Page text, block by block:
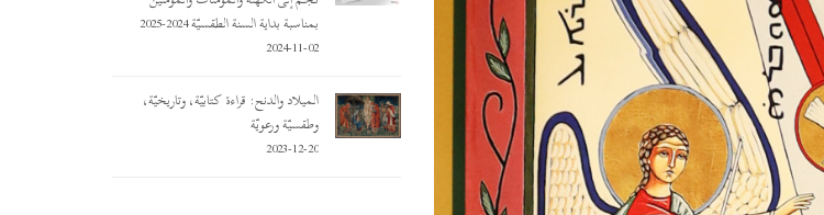
بمناسبة بداية السنة الطقسيّة 2024-2025
2024-11-02
الميلاد والدنح: قراءة كتابيّة، وتاريخيّة،
وطقسيّة ورعويّة
2023-12-20